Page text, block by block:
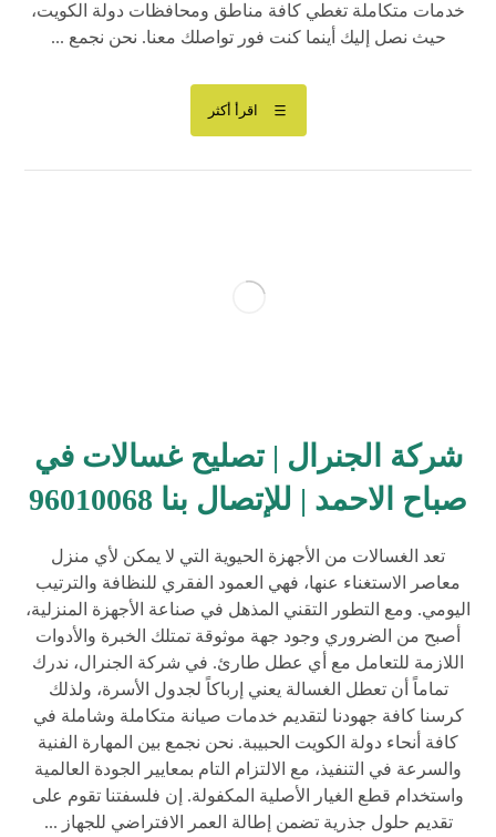
خدمات متكاملة تغطي كافة مناطق ومحافظات دولة الكويت،
حيث نصل إليك أينما كنت فور تواصلك معنا. نحن نجمع ...
اقرأ أكثر
شركة الجنرال | تصليح غسالات في
صباح الاحمد | للإتصال بنا 96010068
تعد الغسالات من الأجهزة الحيوية التي لا يمكن لأي منزل
معاصر الاستغناء عنها، فهي العمود الفقري للنظافة والترتيب
اليومي. ومع التطور التقني المذهل في صناعة الأجهزة المنزلية،
أصبح من الضروري وجود جهة موثوقة تمتلك الخبرة والأدوات
اللازمة للتعامل مع أي عطل طارئ. في شركة الجنرال، ندرك
تماماً أن تعطل الغسالة يعني إرباكاً لجدول الأسرة، ولذلك
كرسنا كافة جهودنا لتقديم خدمات صيانة متكاملة وشاملة في
كافة أنحاء دولة الكويت الحبيبة. نحن نجمع بين المهارة الفنية
والسرعة في التنفيذ، مع الالتزام التام بمعايير الجودة العالمية
واستخدام قطع الغيار الأصلية المكفولة. إن فلسفتنا تقوم على
تقديم حلول جذرية تضمن إطالة العمر الافتراضي للجهاز ...